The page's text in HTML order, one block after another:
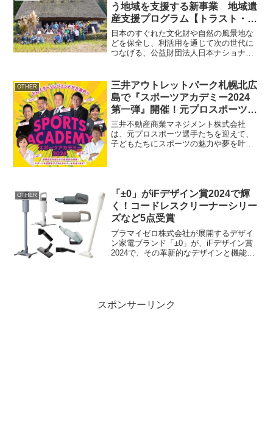
う地域を支援する新事業 地域遺
産支援プログラム【トラスト・エ
ール】9月1日より支援対象地域の
公募を開始
日本のすぐれた文化財や自然の風景地な
どを保全し、利活用を通じて次の世代に
つなげる、公益財団法人日本ナショナル
文化遺産の保存・活用を行う地域を支援
する新事業「地域遺...
OTHER
三井アウトレットパーク札幌北広
島で『スポーツアカデミー2024
第一弾』開催！元プロスポーツ選
手が子どもたちに夢を語る
三井不動産商業マネジメント株式会社
は、元プロスポーツ選手たちを迎えて、
子どもたちにスポーツの魅力や夢を叶え
OTHER
「±0」がiFデザイン賞2024で輝
く！コードレスクリーナーシリー
ズなど5点受賞
プラマイゼロ株式会社が展開するデザイ
ン家電ブランド「±0」が、iFデザイン賞
2024で、その革新的なデザインと機能性
スポンサーリンク